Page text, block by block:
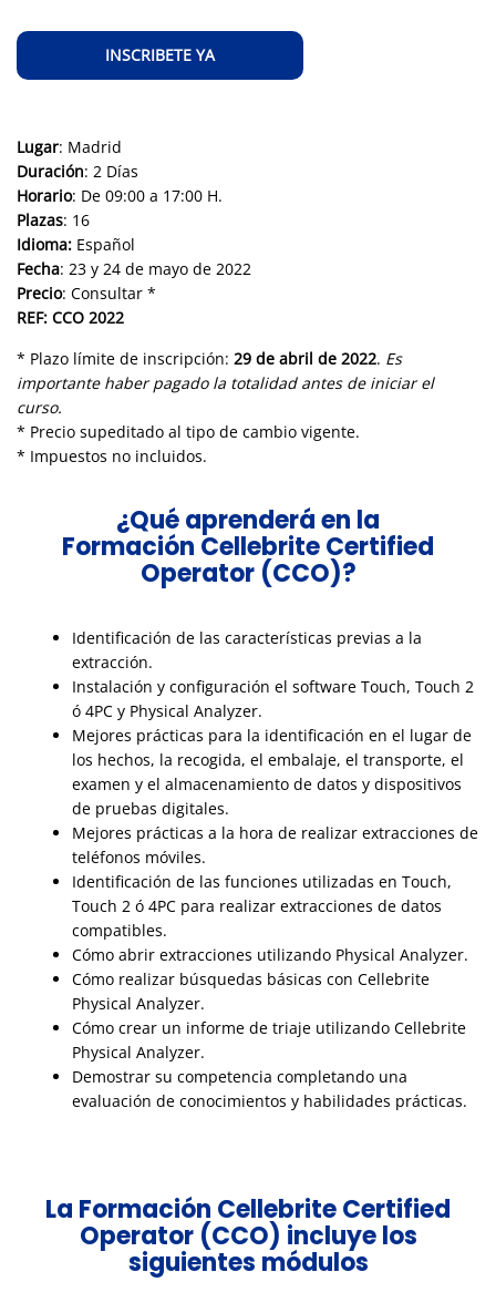
INSCRIBETE YA
Lugar: Madrid
Duración: 2 Días
Horario: De 09:00 a 17:00 H.
Plazas: 16
Idioma: Español
Fecha: 23 y 24 de mayo de 2022
Precio: Consultar *
REF: CCO 2022
* Plazo límite de inscripción: 29 de abril de 2022. Es
importante haber pagado la totalidad antes de iniciar el
curso.
* Precio supeditado al tipo de cambio vigente.
* Impuestos no incluidos.
¿Qué aprenderá en la
Formación Cellebrite Certified
Operator (CCO)?
Identificación de las características previas a la
extracción.
Instalación y configuración el software Touch, Touch 2
ó 4PC y Physical Analyzer.
Mejores prácticas para la identificación en el lugar de
los hechos, la recogida, el embalaje, el transporte, el
examen y el almacenamiento de datos y dispositivos
de pruebas digitales.
Mejores prácticas a la hora de realizar extracciones de
teléfonos móviles.
Identificación de las funciones utilizadas en Touch,
Touch 2 ó 4PC para realizar extracciones de datos
compatibles.
Cómo abrir extracciones utilizando Physical Analyzer.
Cómo realizar búsquedas básicas con Cellebrite
Physical Analyzer.
Cómo crear un informe de triaje utilizando Cellebrite
Physical Analyzer.
Demostrar su competencia completando una
evaluación de conocimientos y habilidades prácticas.
La Formación Cellebrite Certified
Operator (CCO) incluye los
siguientes módulos